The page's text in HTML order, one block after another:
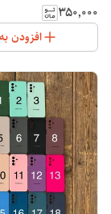
Galaxy A26
۳۵۰٬۰۰۰
افزودن